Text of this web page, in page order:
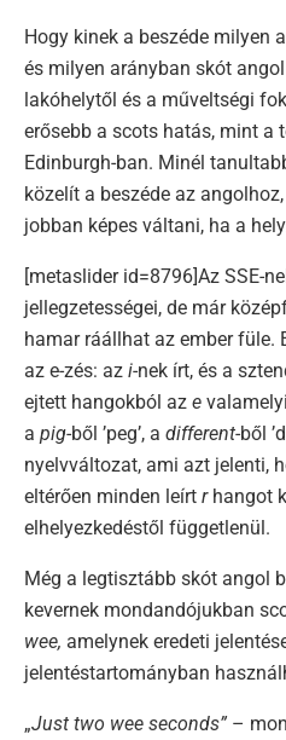
Hogy kinek a beszéde milyen
és milyen arányban skót
lakóhelytől és a műveltségi
erősebb a scots hatás, mint a
Edinburgh-ban. Minél
közelít a beszéde az
jobban képes váltani, ha a
[metaslider id=8796]Az SSE-
jellegzetességei, de már
hamar ráállhat az ember füle.
az e-zés: az i-nek írt, és a
ejtett hangokból az e
a pig-ből ’peg’, a different-ből
nyelvváltozat, ami azt jelenti,
eltérően minden leírt r hangot
elhelyezkedéstől függetlenül.
Még a legtisztább skót angol
kevernek mondandójukban
wee, amelynek eredeti
jelentéstartományban
„Just two wee seconds” –